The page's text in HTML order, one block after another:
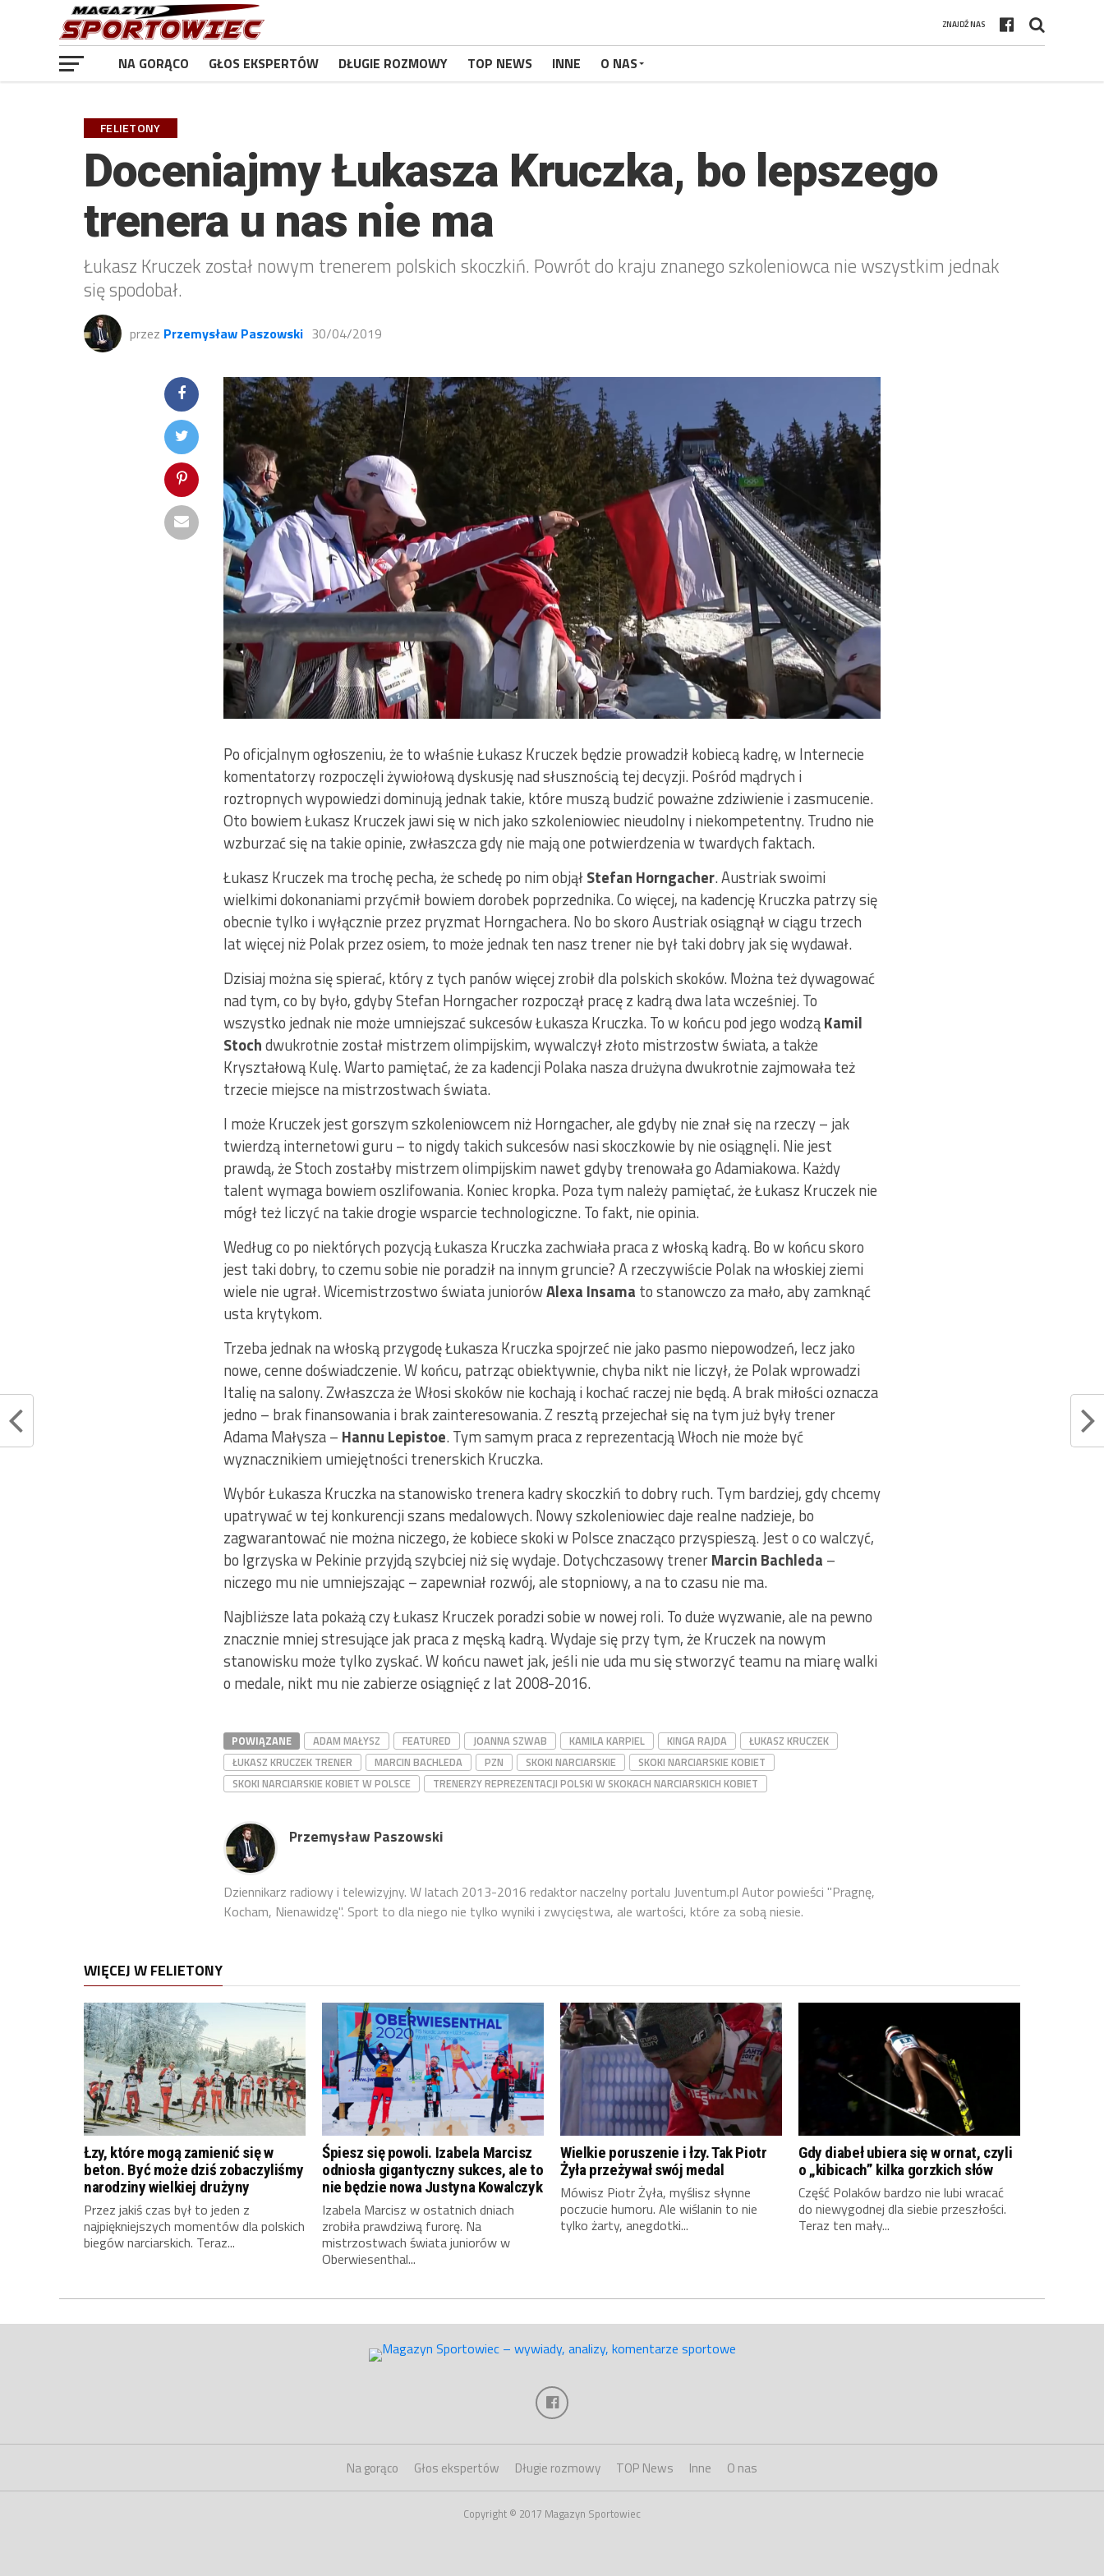
ZNAJDŹ NAS
NA GORĄCO GŁOS EKSPERTÓW DŁUGIE ROZMOWY TOP NEWS INNE O NAS
FELIETONY
Doceniajmy Łukasza Kruczka, bo lepszego
trenera u nas nie ma
Łukasz Kruczek został nowym trenerem polskich skoczkiń. Powrót do kraju znanego szkoleniowca nie wszystkim jednak
się spodobał.
przez Przemysław Paszowski 30/04/2019
Po oficjalnym ogłoszeniu, że to właśnie Łukasz Kruczek będzie prowadził kobiecą kadrę, w Internecie
komentatorzy rozpoczęli żywiołową dyskusję nad słusznością tej decyzji. Pośród mądrych i
roztropnych wypowiedzi dominują jednak takie, które muszą budzić poważne zdziwienie i zasmucenie.
Oto bowiem Łukasz Kruczek jawi się w nich jako szkoleniowiec nieudolny i niekompetentny. Trudno nie
wzburzać się na takie opinie, zwłaszcza gdy nie mają one potwierdzenia w twardych faktach.
Łukasz Kruczek ma trochę pecha, że schedę po nim objąłStefan Horngacher. Austriak swoimi
wielkimi dokonaniami przyćmił bowiem dorobek poprzednika. Co więcej, na kadencję Kruczka patrzy się
obecnie tylko i wyłącznie przez pryzmat Horngachera. No bo skoro Austriak osiągnął w ciągu trzech
lat więcej niż Polak przez osiem, to może jednak ten nasz trener nie był taki dobry jak się wydawał.
Dzisiaj można się spierać, który z tych panów więcej zrobił dla polskich skoków. Można też dywagować
nad tym, co by było, gdyby Stefan Horngacher rozpoczął pracę z kadrą dwa lata wcześniej. To
wszystko jednak nie może umniejszać sukcesów Łukasza Kruczka. To w końcu pod jego wodząKamil
Stochdwukrotnie został mistrzem olimpijskim, wywalczył złoto mistrzostw świata, a także
Kryształową Kulę. Warto pamiętać, że za kadencji Polaka nasza drużyna dwukrotnie zajmowała też
trzecie miejsce na mistrzostwach świata.
I może Kruczek jest gorszym szkoleniowcem niż Horngacher, ale gdyby nie znał się na rzeczy – jak
twierdzą internetowi guru – to nigdy takich sukcesów nasi skoczkowie by nie osiągnęli. Nie jest
prawdą, że Stoch zostałby mistrzem olimpijskim nawet gdyby trenowała go Adamiakowa. Każdy
talent wymaga bowiem oszlifowania. Koniec kropka. Poza tym należy pamiętać, że Łukasz Kruczek nie
mógł też liczyć na takie drogie wsparcie technologiczne. To fakt, nie opinia.
Według co po niektórych pozycją Łukasza Kruczka zachwiała praca z włoską kadrą. Bo w końcu skoro
jest taki dobry, to czemu sobie nie poradził na innym gruncie? A rzeczywiście Polak na włoskiej ziemi
wiele nie ugrał. Wicemistrzostwo świata juniorówAlexa Insama to stanowczo za mało, aby zamknąć
usta krytykom.
Trzeba jednak na włoską przygodę Łukasza Kruczka spojrzeć nie jako pasmo niepowodzeń, lecz jako
nowe, cenne doświadczenie. W końcu, patrząc obiektywnie, chyba nikt nie liczył, że Polak wprowadzi
Italię na salony. Zwłaszcza że Włosi skoków nie kochają i kochać raczej nie będą. A brak miłości oznacza
jedno – brak finansowania i brak zainteresowania. Z resztą przejechał się na tym już były trener
Adama Małysza – Hannu Lepistoe. Tym samym praca z reprezentacją Włoch nie może być
wyznacznikiem umiejętności trenerskich Kruczka.
Wybór Łukasza Kruczka na stanowisko trenera kadry skoczkiń to dobry ruch. Tym bardziej, gdy chcemy
upatrywać w tej konkurencji szans medalowych. Nowy szkoleniowiec daje realne nadzieje, bo
zagwarantować nie można niczego, że kobiece skoki w Polsce znacząco przyspieszą. Jest o co walczyć,
bo Igrzyska w Pekinie przyjdą szybciej niż się wydaje. Dotychczasowy trenerMarcin Bachleda –
niczego mu nie umniejszając – zapewniał rozwój, ale stopniowy, a na to czasu nie ma.
Najbliższe lata pokażą czy Łukasz Kruczek poradzi sobie w nowej roli. To duże wyzwanie, ale na pewno
znacznie mniej stresujące jak praca z męską kadrą. Wydaje się przy tym, że Kruczek na nowym
stanowisku może tylko zyskać. W końcu nawet jak, jeśli nie uda mu się stworzyć teamu na miarę walki
o medale, nikt mu nie zabierze osiągnięć z lat 2008-2016.
POWIĄZANE ADAM MAŁYSZ FEATURED JOANNA SZWAB KAMILA KARPIEL KINGA RAJDA
ŁUKASZ KRUCZEK
ŁUKASZ KRUCZEK TRENER
MARCIN BACHLEDA PZN SKOKI NARCIARSKIE
SKOKI NARCIARSKIE KOBIET
SKOKI NARCIARSKIE KOBIET W POLSCE
TRENERZY REPREZENTACJI POLSKI W SKOKACH NARCIARSKICH KOBIET
Przemysław Paszowski
Dziennikarz radiowy i telewizyjny. W latach 2013-2016 redaktor naczelny portalu Juventum.pl Autor powieści "Pragnę,
Kocham, Nienawidzę". Sport to dla niego nie tylko wyniki i zwycięstwa, ale wartości, które za sobą niesie.
WIĘCEJ W FELIETONY
Łzy, które mogą zamienić się w
beton. Być może dziś zobaczyliśmy
narodziny wielkiej drużyny
Przez jakiś czas był to jeden z
najpiękniejszych momentów dla polskich
biegów narciarskich. Teraz...
Śpiesz się powoli. Izabela Marcisz
odniosła gigantyczny sukces, ale to
nie będzie nowa Justyna Kowalczyk
Izabela Marcisz w ostatnich dniach
zrobiła prawdziwą furorę. Na
mistrzostwach świata juniorów w
Oberwiesenthal...
Wielkie poruszenie i łzy. Tak Piotr
Żyła przeżywał swój medal
Mówisz Piotr Żyła, myślisz słynne
poczucie humoru. Ale wiślanin to nie
tylko żarty, anegdotki...
Gdy diabeł ubiera się w ornat, czyli
o „kibicach” kilka gorzkich słów
Część Polaków bardzo nie lubi wracać
do niewygodnej dla siebie przeszłości.
Teraz ten mały...
Na gorąco Głos ekspertów Długie rozmowy TOP News Inne O nas
Copyright © 2017 Magazyn Sportowiec